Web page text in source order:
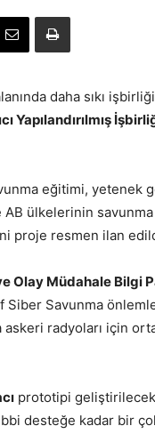
daha sıkı
Yapılandırılmış
eğitimi, yetenek
AB ülkelerinin
proje resmen ilan
Olay Müdahale Bilgi
Siber Savunma
askeri radyoları için
prototipi
desteğe kadar bir